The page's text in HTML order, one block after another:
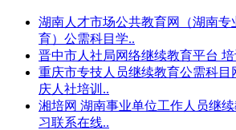
湖南人才市场公共教育网（湖南专
育）公需科目学..
晋中市人社局网络继续教育平台
重庆市专技人员继续教育公需科目
庆人社培训..
湘培网 湖南事业单位工作人员继
习联系在线..